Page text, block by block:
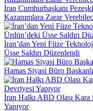
İran Cumhurbaşkanı
Kazanımlara Zarar
İran’dan Yeni Füze
Üsse Saldırı Düzenlendi
Hamas Siyasi Büro
İran Halkı ABD Olası Kara
Yapıyor